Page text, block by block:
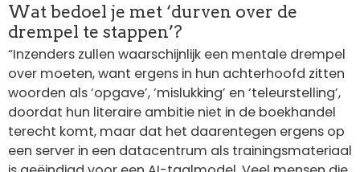
Wat bedoel je met ‘durven over de
drempel te stappen’?
“Inzenders zullen waarschijnlijk een mentale drempel
over moeten, want ergens in hun achterhoofd zitten
woorden als ‘opgave’, ‘mislukking’ en ‘teleurstelling’,
doordat hun literaire ambitie niet in de boekhandel
terecht komt, maar dat het daarentegen ergens op
een server in een datacentrum als trainingsmateriaal